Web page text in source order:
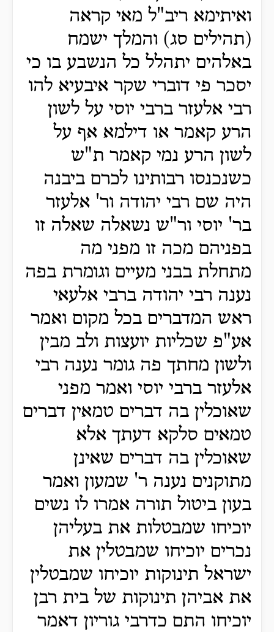
ואיתימא ריב"ל מאי קראה
(תהילים סג) והמלך ישמח
באלהים יתהלל כל הנשבע בו כי
יסכר פי דוברי שקר איבעיא להו
רבי אלעזר ברבי יוסי על לשון
הרע קאמר או דילמא אף על
לשון הרע נמי קאמר ת"ש
כשנכנסו רבותינו לכרם ביבנה
היה שם רבי יהודה ור' אלעזר
בר' יוסי ור"ש נשאלה שאלה זו
בפניהם מכה זו מפני מה
מתחלת בבני מעיים וגומרת בפה
נענה רבי יהודה ברבי אלעאי
ראש המדברים בכל מקום ואמר
אע"פ שכליות יועצות ולב מבין
ולשון מחתך פה גומר נענה רבי
אלעזר ברבי יוסי ואמר מפני
שאוכלין בה דברים טמאין דברים
טמאים סלקא דעתך אלא
שאוכלין בה דברים שאינן
מתוקנים נענה ר' שמעון ואמר
בעון ביטול תורה אמרו לו נשים
יוכיחו שמבטלות את בעליהן
נכרים יוכיחו שמבטלין את
ישראל תינוקות יוכיחו שמבטלין
את אביהן תינוקות של בית רבן
יוכיחו התם כדרבי גוריון דאמר